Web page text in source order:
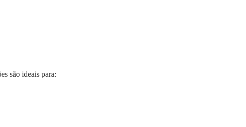
são ideais para: